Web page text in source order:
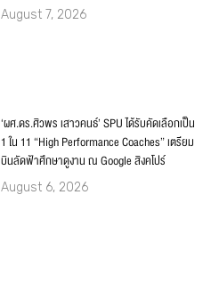
August 7, 2026
‘ผศ.ดร.ศิวพร เสาวคนธ์’ SPU ได้รับคัดเลือกเป็น
1 ใน 11 “High Performance Coaches” เตรียม
บินลัดฟ้าศึกษาดูงาน ณ Google สิงคโปร์
August 6, 2026